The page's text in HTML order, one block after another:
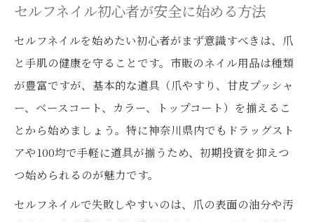
セルフネイル初心者が安全に始める方法
セルフネイルを始めたい初心者がまず意識すべきは、爪
と手肌の健康を守ることです。市販のネイル用品は種類
が豊富ですが、基本的な道具（爪やすり、甘皮プッシャ
ー、ベースコート、カラー、トップコート）を揃えるこ
とから始めましょう。特に神奈川県内でもドラッグスト
アや100均で手軽に道具が揃うため、初期投資を抑えつ
つ始められるのが魅力です。
セルフネイルで失敗しやすいのは、爪の表面の油分や汚